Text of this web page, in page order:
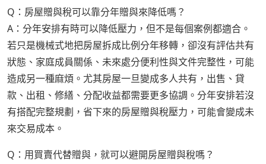
Q：房屋贈與稅可以靠分年贈與來降低嗎？
A：分年安排有時可以降低壓力，但不是每個案例都適合。
若只是機械式地把房屋拆成比例分年移轉，卻沒有評估共有
狀態、家庭成員關係、未來處分便利性與文件完整性，可能
造成另一種麻煩。尤其房屋一旦變成多人共有，出售、貸
款、出租、修繕、分配收益都需要更多協調。分年安排若沒
有搭配完整規劃，省下來的房屋贈與稅壓力，可能會變成未
來交易成本。
Q：用買賣代替贈與，就可以避開房屋贈與稅嗎？